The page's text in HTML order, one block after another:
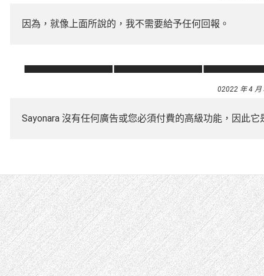
因為，就像上面所說的，我不需要給予任何回報。
02022 年 4 月
Sayonara 沒有任何廣告或您必須付費的高級功能，因此它